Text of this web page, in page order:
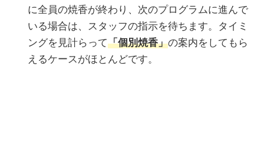
に全員の焼香が終わり、次のプログラムに進んで
いる場合は、スタッフの指示を待ちます。タイミ
ングを見計らって「個別焼香」の案内をしてもら
えるケースがほとんどです。